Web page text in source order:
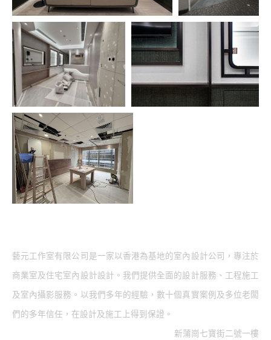
藝元工作室有限公司是一家以香港為基地的室內設計公司，專注於
商業室及住宅室內設計設計。我們提供全面的設計服務、工程施工
及室內攝影服務。以我們多年的經驗，數十個真實案例及多位老闆
們的多年信任，在設計及施工上得到保證。
新蒲崗七寶街二號一樓